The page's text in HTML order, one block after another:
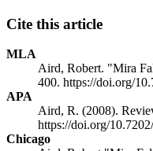
Cite this article
MLA
Aird, Robert. "Mira
400. https://doi.org/
APA
Aird, R. (2008).
https://doi.org/
Chicago